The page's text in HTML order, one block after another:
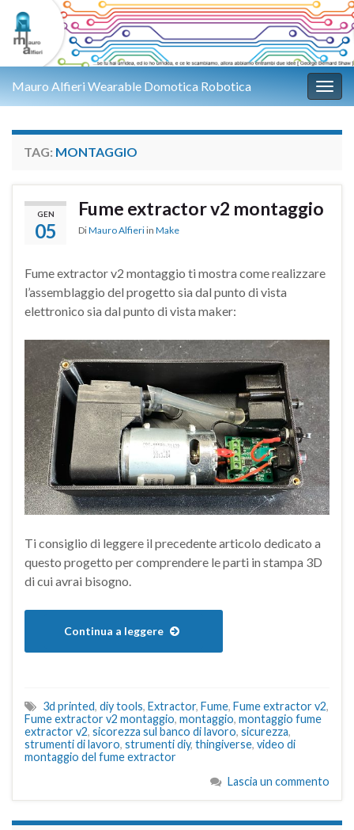
Mauro Alfieri Wearable Domotica Robotica
TAG: MONTAGGIO
GEN
05
Fume extractor v2 montaggio
DiMauro Alfieri in Make
Fume extractor v2 montaggio ti mostra come realizzare
l’assemblaggio del progetto sia dal punto di vista
elettronico sia dal punto di vista maker:
Ti consiglio di leggere il precedente articolo dedicato a
questo progetto per comprendere le parti in stampa 3D
di cui avrai bisogno.
Continua a leggere
3d printed, diy tools, Extractor, Fume, Fume extractor v2,
Fume extractor v2 montaggio, montaggio, montaggio fume
extractor v2, sicorezza sul banco di lavoro, sicurezza,
strumenti di lavoro, strumenti diy, thingiverse, video di
montaggio del fume extractor
Lascia un commento